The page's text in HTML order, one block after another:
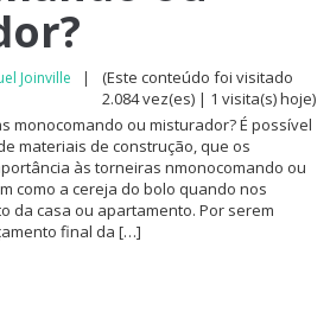
Joinville |
(Este conteúdo foi visitado
2.084 vez(es) | 1 visita(s) hoje)
monocomando ou misturador? É possível
materiais de construção, que os
às torneiras nmonocomando ou
como a cereja do bolo quando nos
da casa ou apartamento. Por serem
final da […]